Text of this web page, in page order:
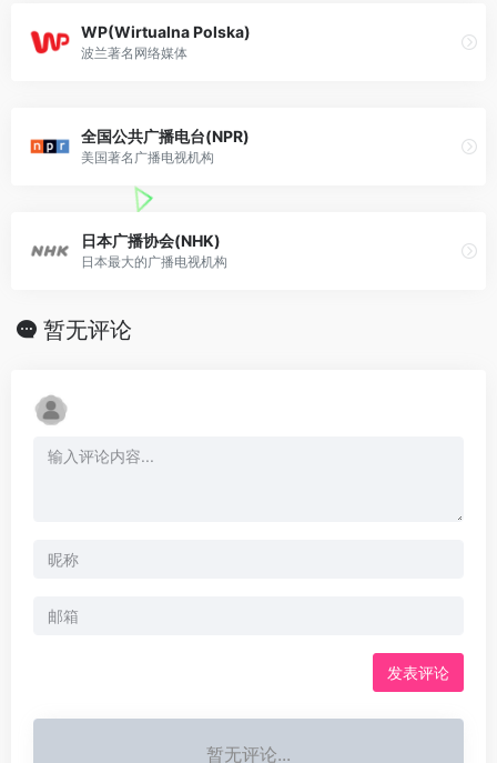
WP(Wirtualna Polska)
波兰著名网络媒体
全国公共广播电台(NPR)
美国著名广播电视机构
日本广播协会(NHK)
日本最大的广播电视机构
暂无评论
发表评论
暂无评论...